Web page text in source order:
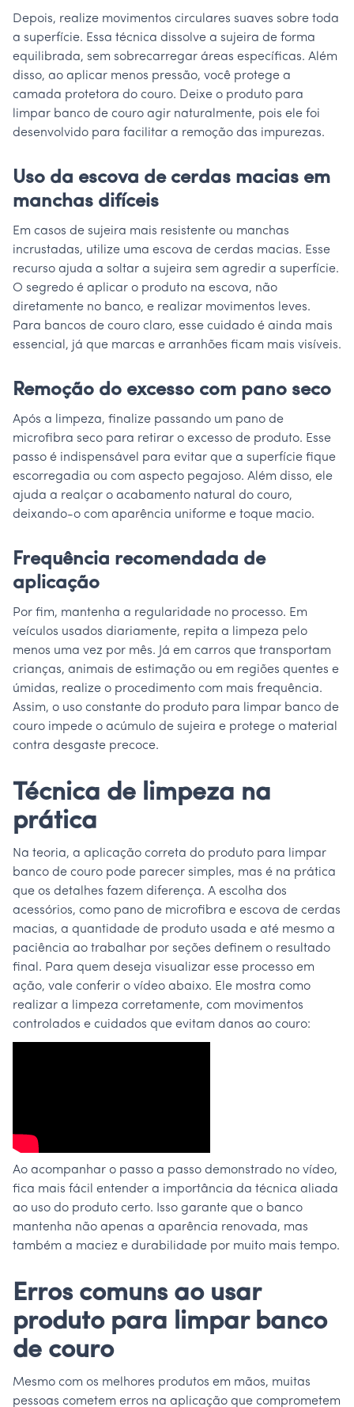
Depois, realize movimentos circulares suaves sobre toda
a superfície. Essa técnica dissolve a sujeira de forma
equilibrada, sem sobrecarregar áreas específicas. Além
disso, ao aplicar menos pressão, você protege a
camada protetora do couro. Deixe o produto para
limpar banco de couro agir naturalmente, pois ele foi
desenvolvido para facilitar a remoção das impurezas.
Uso da escova de cerdas macias em
manchas difíceis
Em casos de sujeira mais resistente ou manchas
incrustadas, utilize uma escova de cerdas macias. Esse
recurso ajuda a soltar a sujeira sem agredir a superfície.
O segredo é aplicar o produto na escova, não
diretamente no banco, e realizar movimentos leves.
Para bancos de couro claro, esse cuidado é ainda mais
essencial, já que marcas e arranhões ficam mais visíveis.
Remoção do excesso com pano seco
Após a limpeza, finalize passando um pano de
microfibra seco para retirar o excesso de produto. Esse
passo é indispensável para evitar que a superfície fique
escorregadia ou com aspecto pegajoso. Além disso, ele
ajuda a realçar o acabamento natural do couro,
deixando-o com aparência uniforme e toque macio.
Frequência recomendada de
aplicação
Por fim, mantenha a regularidade no processo. Em
veículos usados diariamente, repita a limpeza pelo
menos uma vez por mês. Já em carros que transportam
crianças, animais de estimação ou em regiões quentes e
úmidas, realize o procedimento com mais frequência.
Assim, o uso constante do produto para limpar banco de
couro impede o acúmulo de sujeira e protege o material
contra desgaste precoce.
Técnica de limpeza na
prática
Na teoria, a aplicação correta do produto para limpar
banco de couro pode parecer simples, mas é na prática
que os detalhes fazem diferença. A escolha dos
acessórios, como pano de microfibra e escova de cerdas
macias, a quantidade de produto usada e até mesmo a
paciência ao trabalhar por seções definem o resultado
final. Para quem deseja visualizar esse processo em
ação, vale conferir o vídeo abaixo. Ele mostra como
realizar a limpeza corretamente, com movimentos
controlados e cuidados que evitam danos ao couro:
Ao acompanhar o passo a passo demonstrado no vídeo,
fica mais fácil entender a importância da técnica aliada
ao uso do produto certo. Isso garante que o banco
mantenha não apenas a aparência renovada, mas
também a maciez e durabilidade por muito mais tempo.
Erros comuns ao usar
produto para limpar banco
de couro
Mesmo com os melhores produtos em mãos, muitas
pessoas cometem erros na aplicação que comprometem